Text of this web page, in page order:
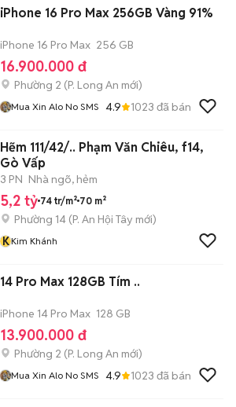
iPhone 16 Pro Max 256GB Vàng 91%
iPhone 16 Pro Max 256 GB
16.900.000 đ
Phường 2 (P. Long An mới)
Mua Xin Alo No SMS 4.9 1023 đã bán
Hẽm 111/42/.. Phạm Văn Chiêu, f14,
Gò Vấp
3 PN Nhà ngõ, hẻm
5,2 tỷ 74 tr/m² 70 m²
Phường 14 (P. An Hội Tây mới)
KKim Khánh
14 Pro Max 128GB Tím ..
iPhone 14 Pro Max 128 GB
13.900.000 đ
Phường 2 (P. Long An mới)
Mua Xin Alo No SMS 4.9 1023 đã bán